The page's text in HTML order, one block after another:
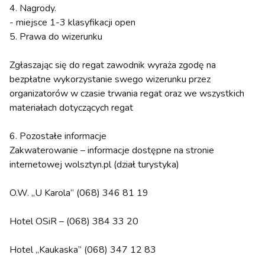
4. Nagrody.
- miejsce 1-3 klasyfikacji open
5. Prawa do wizerunku
Zgłaszając się do regat zawodnik wyraża zgodę na
bezpłatne wykorzystanie swego wizerunku przez
organizatorów w czasie trwania regat oraz we wszystkich
materiałach dotyczących regat
6. Pozostałe informacje
Zakwaterowanie – informacje dostępne na stronie
internetowej wolsztyn.pl (dział turystyka)
O.W. „U Karola” (068) 346 81 19
Hotel OSiR – (068) 384 33 20
Hotel „Kaukaska” (068) 347 12 83